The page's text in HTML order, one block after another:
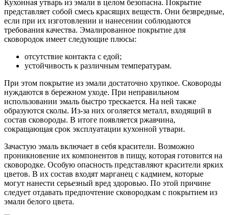
Кухонная утварь из эмали в целом безопасна. Покрытие
представляет собой смесь красящих веществ. Они безвредные,
если при их изготовлении и нанесении соблюдаются
требования качества. Эмалированное покрытие для
сковородок имеет следующие плюсы:
отсутствие контакта с едой;
устойчивость к различным температурам.
При этом покрытие из эмали достаточно хрупкое. Сковороды
нуждаются в бережном уходе. При неправильном
использовании эмаль быстро трескается. На ней также
образуются сколы. Из-за них оголяется металл, входящий в
состав сковороды. В итоге появляется ржавчина,
сокращающая срок эксплуатации кухонной утвари.
Зачастую эмаль включает в себя красители. Возможно
проникновение их компонентов в пищу, которая готовится на
сковородке. Особую опасность представляют красители ярких
цветов. В их состав входят марганец с кадмием, которые
могут нанести серьезный вред здоровью. По этой причине
следует отдавать предпочтение сковородкам с покрытием из
эмали белого цвета.